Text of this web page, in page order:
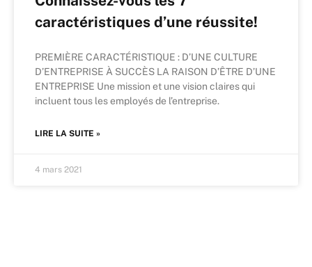
caractéristiques d’une réussite!
PREMIÈRE CARACTÉRISTIQUE : D’UNE CULTURE
D’ENTREPRISE À SUCCÈS LA RAISON D’ÊTRE D’UNE
ENTREPRISE Une mission et une vision claires qui
incluent tous les employés de l’entreprise.
LIRE LA SUITE »
4 mars 2021